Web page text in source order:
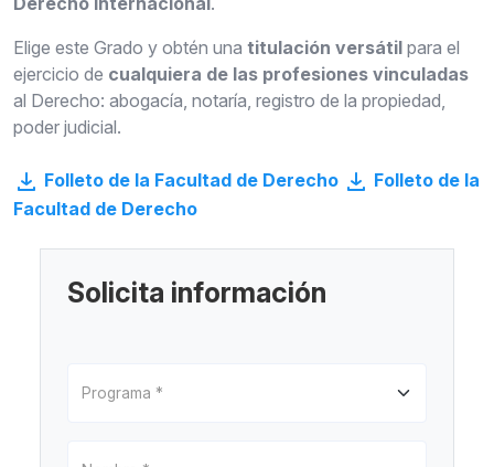
Elige este Grado y obtén una titulación versátil para el
ejercicio de cualquiera de las profesiones vinculadas
al Derecho: abogacía, notaría, registro de la propiedad,
poder judicial.
Folleto de la Facultad de Derecho
Folleto de la
Facultad de Derecho
Solicita información